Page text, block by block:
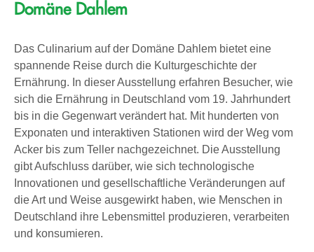
Domäne Dahlem
Das Culinarium auf der Domäne Dahlem bietet eine
spannende Reise durch die Kulturgeschichte der
Ernährung. In dieser Ausstellung erfahren Besucher, wie
sich die Ernährung in Deutschland vom 19. Jahrhundert
bis in die Gegenwart verändert hat. Mit hunderten von
Exponaten und interaktiven Stationen wird der Weg vom
Acker bis zum Teller nachgezeichnet. Die Ausstellung
gibt Aufschluss darüber, wie sich technologische
Innovationen und gesellschaftliche Veränderungen auf
die Art und Weise ausgewirkt haben, wie Menschen in
Deutschland ihre Lebensmittel produzieren, verarbeiten
und konsumieren.